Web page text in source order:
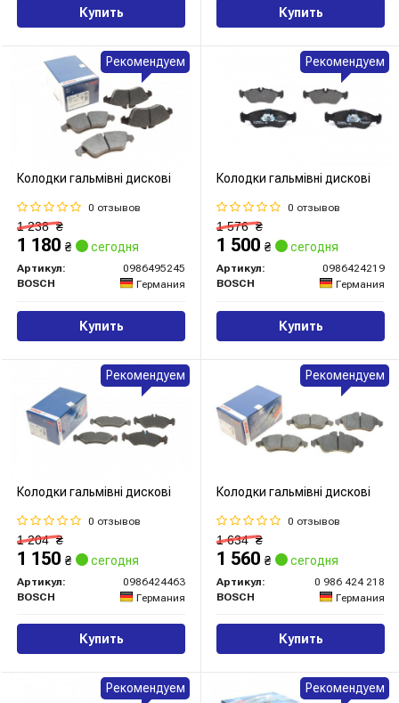
Купить Купить
Колодки гальмівні дискові
0 отзывов
1 238₴
1 180 ₴ сегодня
Артикул:
0986495245
BOSCH
Германия
Купить
Рекомендуем
Колодки гальмівні дискові
0 отзывов
1 576₴
1 500 ₴ сегодня
Артикул:
0986424219
BOSCH
Германия
Купить
Рекомендуем
Колодки гальмівні дискові
0 отзывов
1 204₴
1 150 ₴ сегодня
Артикул:
0986424463
BOSCH
Германия
Купить
Рекомендуем
Колодки гальмівні дискові
0 отзывов
1 634₴
1 560 ₴ сегодня
Артикул:
0 986 424 218
BOSCH
Германия
Купить
Рекомендуем
Рекомендуем Рекомендуем